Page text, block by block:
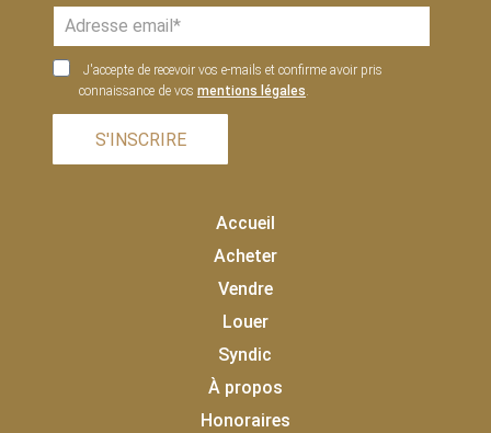
J'accepte de recevoir vos e-mails et confirme avoir pris
connaissance de vos mentions légales.
S'INSCRIRE
Accueil
Acheter
Vendre
Louer
Syndic
À propos
Honoraires